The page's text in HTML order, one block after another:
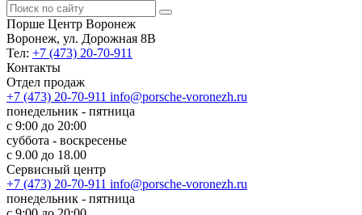
Порше Центр Воронеж
Воронеж, ул. Дорожная 8В
Тел: +7 (473) 20-70-911
Контакты
Отдел продаж
+7 (473) 20-70-911 info@porsche-voronezh.ru
понедельник - пятница
с 9:00 до 20:00
суббота - воскресенье
с 9.00 до 18.00
Сервисный центр
+7 (473) 20-70-911 info@porsche-voronezh.ru
понедельник - пятница